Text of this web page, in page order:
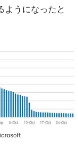
ようになったと